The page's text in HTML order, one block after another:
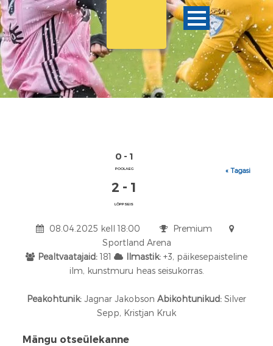
« Tagasi
0 - 1
POOLAEG
2 - 1
LÕPPSEIS
08.04.2025 kell 18:00
Premium
Sportland Arena
Pealtvaatajaid: 181 Ilmastik: +3, päikesepaisteline
ilm, kunstmuru heas seisukorras.
Peakohtunik: Jagnar Jakobson Abikohtunikud: Silver
Sepp, Kristjan Kruk
Mängu otseülekanne